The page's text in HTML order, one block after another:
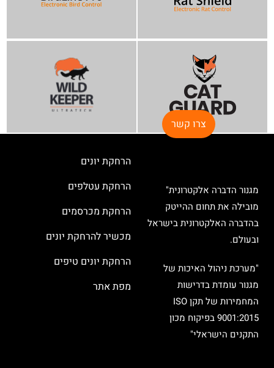
צרו קשר
מגנור הדברה אלקטרונית"
מובילה את תחום ההייטק
בהדברה האלקטרונית בישראל
ובעולם.
"מערכת ניהול האיכות של
מגנור עומדת בדרישות
המחמירות של תקן ISO
9001:2015 בפיקוח מכון
התקנים הישראלי"
הרחקת יונים
הרחקת עטלפים
הרחקת מכרסמים
מכשיר להרחקת יונים
הרחקת יונים טיפים
מפת אתר